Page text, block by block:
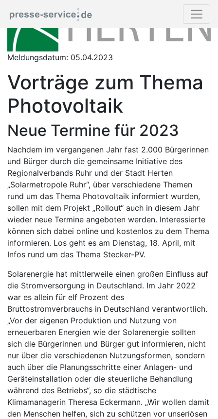
Meldungsdatum: 05.04.2023
Vorträge zum Thema
Photovoltaik
Neue Termine für 2023
Nachdem im vergangenen Jahr fast 2.000 Bürgerinnen
und Bürger durch die gemeinsame Initiative des
Regionalverbands Ruhr und der Stadt Herten
„Solarmetropole Ruhr“, über verschiedene Themen
rund um das Thema Photovoltaik informiert wurden,
sollen mit dem Projekt „Rollout“ auch in diesem Jahr
wieder neue Termine angeboten werden. Interessierte
können sich dabei online und kostenlos zu dem Thema
informieren. Los geht es am Dienstag, 18. April, mit
Infos rund um das Thema Stecker-PV.
Solarenergie hat mittlerweile einen großen Einfluss auf
die Stromversorgung in Deutschland. Im Jahr 2022
war es allein für elf Prozent des
Bruttostromverbrauchs in Deutschland verantwortlich.
„Vor der eigenen Produktion und Nutzung von
erneuerbaren Energien wie der Solarenergie sollten
sich die Bürgerinnen und Bürger gut informieren, nicht
nur über die verschiedenen Nutzungsformen, sondern
auch über die Planungsschritte einer Anlagen- und
Geräteinstallation oder die steuerliche Behandlung
während des Betriebs“, so die städtische
Klimamanagerin Theresa Eckermann. „Wir wollen damit
den Menschen helfen, sich zu schützen vor unseriösen